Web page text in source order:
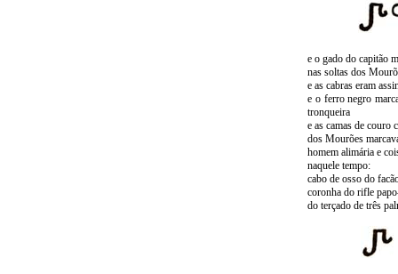
e o gado do capitão
nas soltas dos
e as cabras eram
e o ferro negro
tronqueira
e as camas de couro
dos Mourões
homem alimária e
naquele tempo:
cabo de osso do
coronha do rifle
do terçado de três